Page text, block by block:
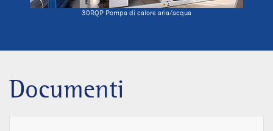
30RQP Pompa di calore aria/acqua
Documenti